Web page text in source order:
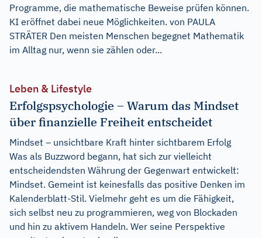
Programme, die mathematische Beweise prüfen können.
KI eröffnet dabei neue Möglichkeiten. von PAULA
STRÄTER Den meisten Menschen begegnet Mathematik
im Alltag nur, wenn sie zählen oder...
Leben & Lifestyle
Erfolgspsychologie – Warum das Mindset
über finanzielle Freiheit entscheidet
Mindset – unsichtbare Kraft hinter sichtbarem Erfolg
Was als Buzzword begann, hat sich zur vielleicht
entscheidendsten Währung der Gegenwart entwickelt:
Mindset. Gemeint ist keinesfalls das positive Denken im
Kalenderblatt-Stil. Vielmehr geht es um die Fähigkeit,
sich selbst neu zu programmieren, weg von Blockaden
und hin zu aktivem Handeln. Wer seine Perspektive